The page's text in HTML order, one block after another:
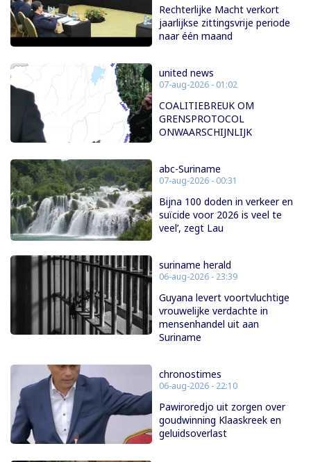
Rechterlijke Macht verkort
jaarlijkse zittingsvrije periode
naar één maand
united news
07-aug-2026 - 01:02
COALITIEBREUK OM
GRENSPROTOCOL
ONWAARSCHIJNLIJK
abc-Suriname
07-aug-2026 - 00:31
Bijna 100 doden in verkeer en
suïcide voor 2026 is veel te
veel’, zegt Lau
suriname herald
06-aug-2026 - 23:39
Guyana levert voortvluchtige
vrouwelijke verdachte in
mensenhandel uit aan
Suriname
chronostimes
06-aug-2026 - 22:10
Pawiroredjo uit zorgen over
goudwinning Klaaskreek en
geluidsoverlast